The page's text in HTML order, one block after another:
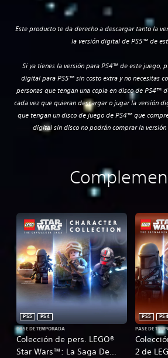
Este producto te da derecho a descargar tanto la
la versión digital de PS5™ de
Si ya tienes la versión para PS4™ de este juego,
digital para PS5™ sin costo extra y no necesitas
personas que tengan una copia en disco de PS4™
cada vez que quieran descargar o jugar la versión
que tengan un disco de juego de PS4™ que
digital sin disco no podrán comprar la
Colección de pers. LEGO®
Star Wars™: La Saga De
PS5
PS4
PASE DE TEMPORADA
2 de
PS5
PS4
PASE DE